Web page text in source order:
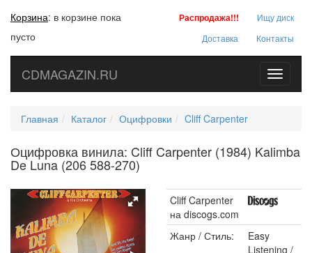
Корзина: в корзине пока
пусто
Распродажа!!!
Ищу диск
Доставка
Контакты
Toggle
CDMAGAZIN.RU
Главная Каталог Оцифровки Cliff Carpenter
Оцифровка винила: Cliff Carpenter (1984) Kalimba
De Luna (206 588-270)
Cliff Carpenter
на discogs.com
Жанр / Стиль:
Easy
Listening /